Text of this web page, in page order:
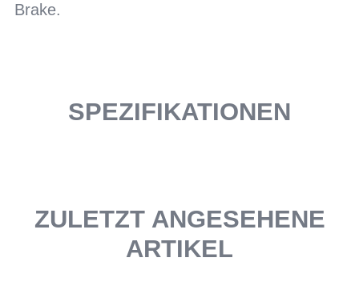
Brake.
SPEZIFIKATIONEN
ZULETZT ANGESEHENE
ARTIKEL